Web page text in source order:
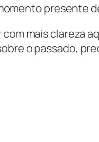
presente
mais clareza
o passado,